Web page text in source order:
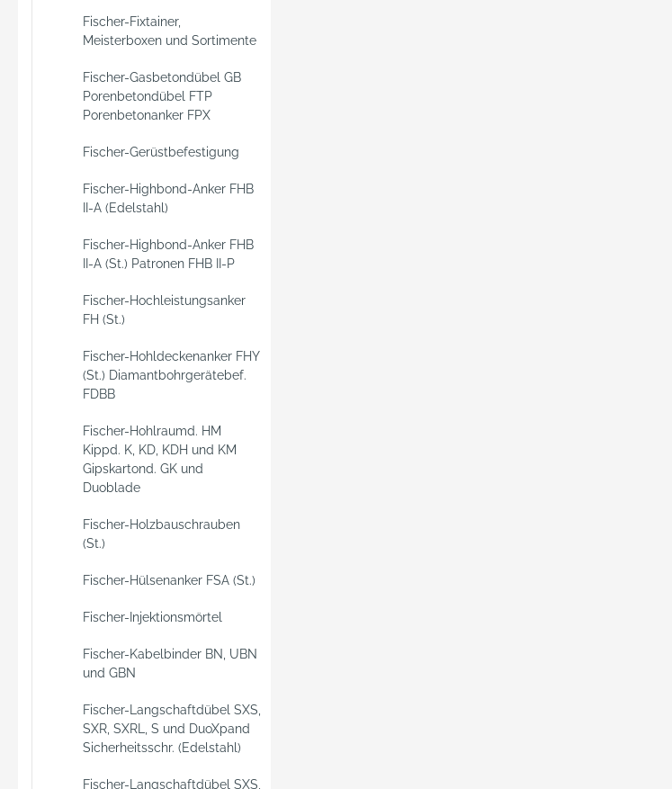
Fischer-Fixtainer,
Meisterboxen und Sortimente
Fischer-Gasbetondübel GB
Porenbetondübel FTP
Porenbetonanker FPX
Fischer-Gerüstbefestigung
Fischer-Highbond-Anker FHB
II-A (Edelstahl)
Fischer-Highbond-Anker FHB
II-A (St.) Patronen FHB II-P
Fischer-Hochleistungsanker
FH (St.)
Fischer-Hohldeckenanker FHY
(St.) Diamantbohrgerätebef.
FDBB
Fischer-Hohlraumd. HM
Kippd. K, KD, KDH und KM
Gipskartond. GK und
Duoblade
Fischer-Holzbauschrauben
(St.)
Fischer-Hülsenanker FSA (St.)
Fischer-Injektionsmörtel
Fischer-Kabelbinder BN, UBN
und GBN
Fischer-Langschaftdübel SXS,
SXR, SXRL, S und DuoXpand
Sicherheitsschr. (Edelstahl)
Fischer-Langschaftdübel SXS,